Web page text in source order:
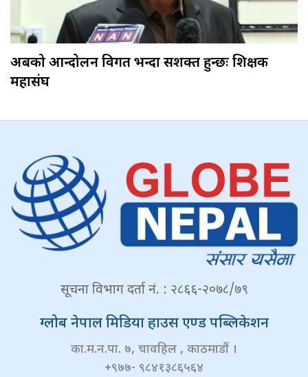
अबको आन्दोलन विगत भन्दा सशक्त हुन्छः शिक्षक
महासंघ
सूचना विभाग दर्ता नं. : २८६६-२०७८/७९
ग्लोब नेपाल मिडिया हाउस एण्ड पब्लिकेशन
का.म.न.पा. ७, चावहिल , काठमाडौं ।
+९७७- ९८४१३८६५६४